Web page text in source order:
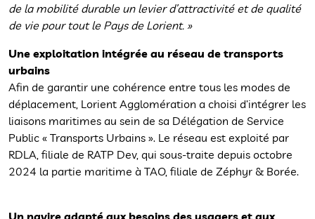
de la mobilité durable un levier d’attractivité et de qualité
de vie pour tout le Pays de Lorient. »
Une exploitation intégrée au réseau de transports
urbains
Afin de garantir une cohérence entre tous les modes de
déplacement, Lorient Agglomération a choisi d’intégrer les
liaisons maritimes au sein de sa Délégation de Service
Public « Transports Urbains ». Le réseau est exploité par
RDLA, filiale de RATP Dev, qui sous-traite depuis octobre
2024 la partie maritime à TAO, filiale de Zéphyr & Borée.